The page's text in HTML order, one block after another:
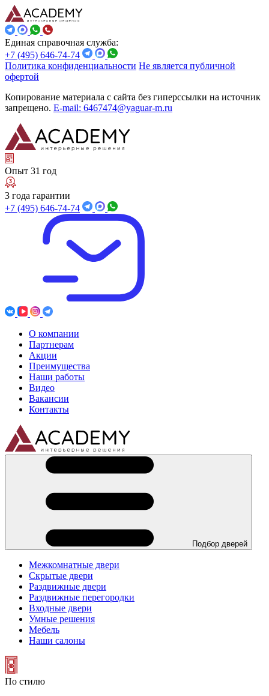
Единая справочная служба:
+7 (495) 646-74-74
Политика конфиденциальности Не является публичной
офертой
Копирование материала с сайта без гиперссылки на источник
запрещено. E-mail: 6467474@yaguar-m.ru
Опыт 31 год
3 года гарантии
+7 (495) 646-74-74
О компании
Партнерам
Акции
Преимущества
Наши работы
Видео
Вакансии
Контакты
Подбор дверей
Межкомнатные двери
Скрытые двери
Раздвижные двери
Раздвижные перегородки
Входные двери
Умные решения
Мебель
Наши салоны
По стилю